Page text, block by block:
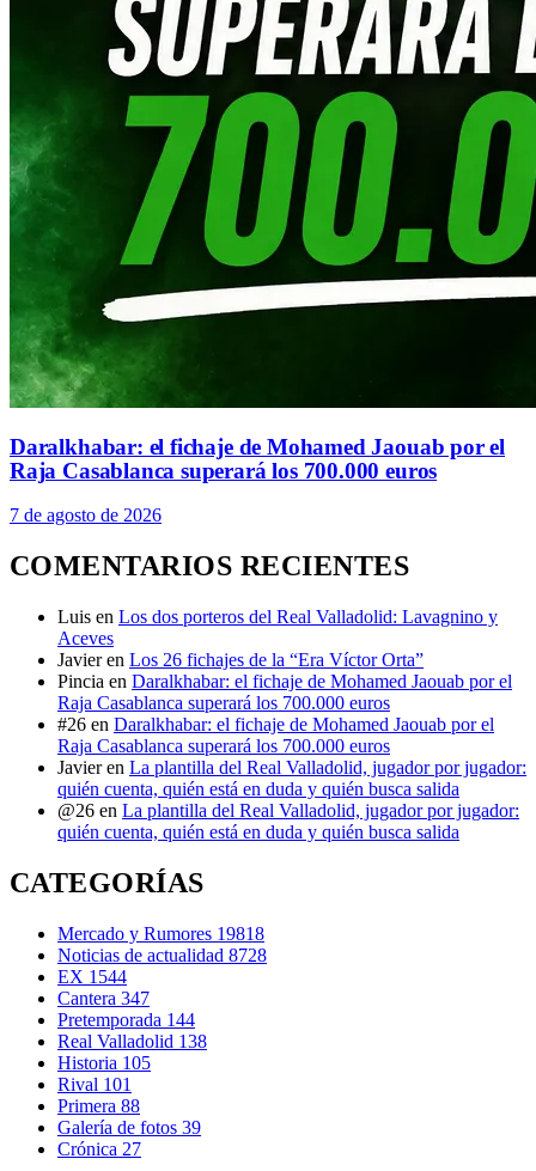
Daralkhabar: el fichaje de Mohamed Jaouab por el
Raja Casablanca superará los 700.000 euros
7 de agosto de 2026
COMENTARIOS RECIENTES
Luis en Los dos porteros del Real Valladolid: Lavagnino y
Aceves
Javier en Los 26 fichajes de la “Era Víctor Orta”
Pincia en Daralkhabar: el fichaje de Mohamed Jaouab por el
Raja Casablanca superará los 700.000 euros
#26 en Daralkhabar: el fichaje de Mohamed Jaouab por el
Raja Casablanca superará los 700.000 euros
Javier en La plantilla del Real Valladolid, jugador por jugador:
quién cuenta, quién está en duda y quién busca salida
@26 en La plantilla del Real Valladolid, jugador por jugador:
quién cuenta, quién está en duda y quién busca salida
CATEGORÍAS
Mercado y Rumores 19818
Noticias de actualidad 8728
EX 1544
Cantera 347
Pretemporada 144
Real Valladolid 138
Historia 105
Rival 101
Primera 88
Galería de fotos 39
Crónica 27